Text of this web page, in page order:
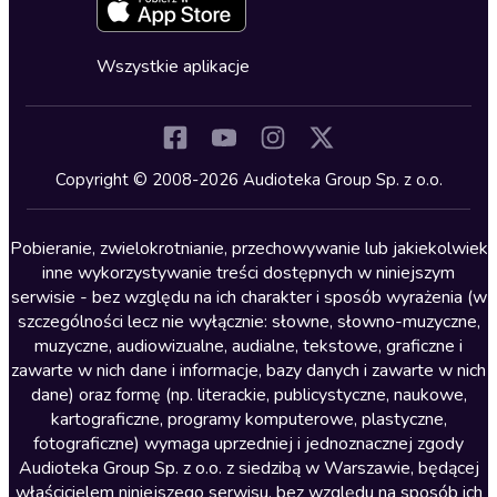
Kryminały
Lektury szkolne
Literatura anglojęzyczna
Literatura faktu
Literatura obyczajowa
Literatura piękna obca
Literatura piękna polska
Nagrania relaksacyjne
Nauka języków
Cykle audiobooków
Wszystkie aplikacje
Copyright © 2008-2026 Audioteka Group Sp. z o.o.
Pobieranie, zwielokrotnianie, przechowywanie lub jakiekolwiek
inne wykorzystywanie treści dostępnych w niniejszym
serwisie - bez względu na ich charakter i sposób wyrażenia (w
szczególności lecz nie wyłącznie: słowne, słowno-muzyczne,
muzyczne, audiowizualne, audialne, tekstowe, graficzne i
zawarte w nich dane i informacje, bazy danych i zawarte w nich
dane) oraz formę (np. literackie, publicystyczne, naukowe,
kartograficzne, programy komputerowe, plastyczne,
fotograficzne) wymaga uprzedniej i jednoznacznej zgody
Audioteka Group Sp. z o.o. z siedzibą w Warszawie, będącej